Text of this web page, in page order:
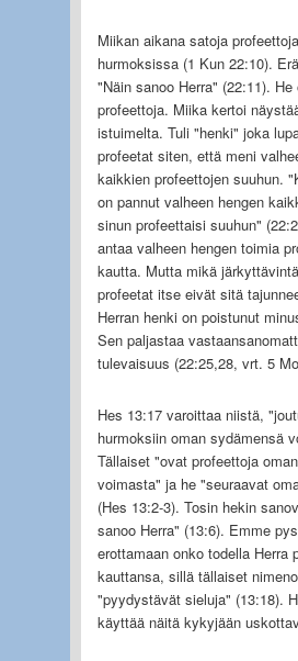
Miikan aikana satoja
hurmoksissa (1 Kun 22:10).
"Näin sanoo Herra" (22:11).
profeettoja. Miika kertoi
istuimelta. Tuli "henki" joka
profeetat siten, että meni
kaikkien profeettojen suuhun.
on pannut valheen hengen
sinun profeettaisi suuhun"
antaa valheen hengen toimia
kautta. Mutta mikä
profeetat itse eivät sitä
Herran henki on poistunut
Sen paljastaa
tulevaisuus (22:25,28, vrt. 5
Hes 13:17 varoittaa niistä,
hurmoksiin oman sydämensä
Tällaiset "ovat profeettoja
voimasta" ja he "seuraavat
(Hes 13:2-3). Tosin hekin
sanoo Herra" (13:6). Emme
erottamaan onko todella Herra
kauttansa, sillä tällaiset
"pyydystävät sieluja" (13:18).
käyttää näitä kykyjään